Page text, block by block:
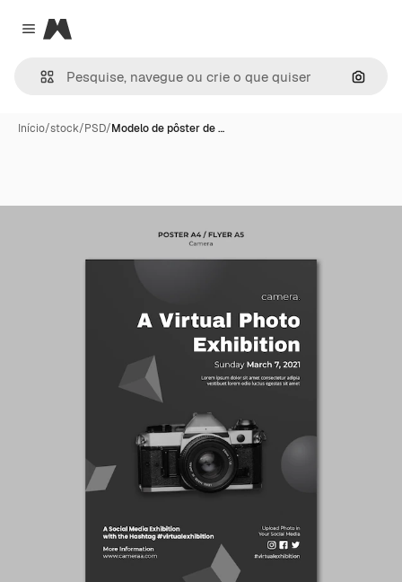
Close menu
Magnific
Início/stock/PSD/Modelo de pôster de …